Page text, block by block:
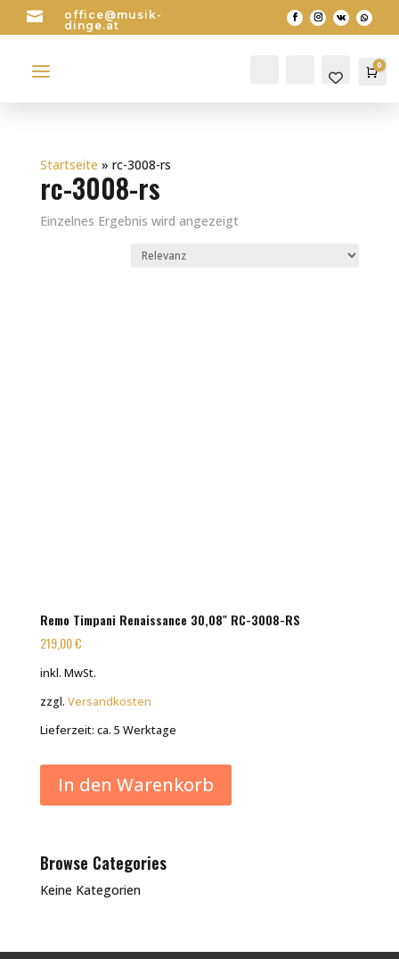

office@musik-
dinge.at
a Search 0
Startseite » rc-3008-rs
rc-3008-rs
Einzelnes Ergebnis wird angezeigt
Remo Timpani Renaissance 30,08″ RC-3008-RS
219,00€
inkl. MwSt.
zzgl. Versandkosten
Lieferzeit: ca. 5 Werktage
In den Warenkorb
Browse Categories
Keine Kategorien